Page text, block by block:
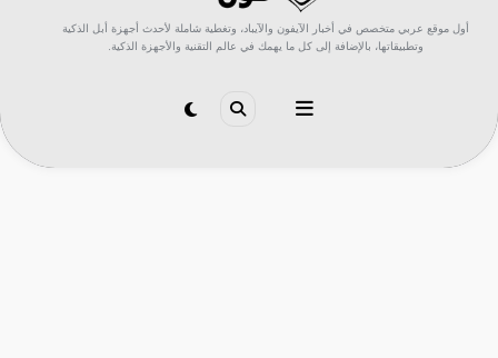
أول موقع عربي متخصص في أخبار الآيفون والآيباد، وتغطية شاملة لأحدث أجهزة أبل الذكية
وتطبيقاتها، بالإضافة إلى كل ما يهمك في عالم التقنية والأجهزة الذكية.